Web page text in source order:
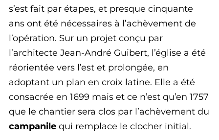
s’est fait par étapes, et presque cinquante
ans ont été nécessaires à l’achèvement de
l’opération. Sur un projet conçu par
l’architecte Jean-André Guibert, l’église a été
réorientée vers l’est et prolongée, en
adoptant un plan en croix latine. Elle a été
consacrée en 1699 mais et ce n’est qu’en 1757
que le chantier sera clos par l’achèvement du
campanile qui remplace le clocher initial.